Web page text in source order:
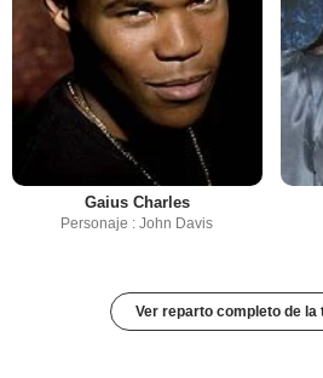
Gaius Charles
Personaje : John Davis
Ver reparto completo de la